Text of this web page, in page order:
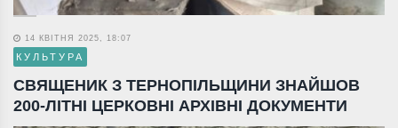
14 КВІТНЯ 2025, 18:07
КУЛЬТУРА
СВЯЩЕНИК З ТЕРНОПІЛЬЩИНИ ЗНАЙШОВ
200-ЛІТНІ ЦЕРКОВНІ АРХІВНІ ДОКУМЕНТИ